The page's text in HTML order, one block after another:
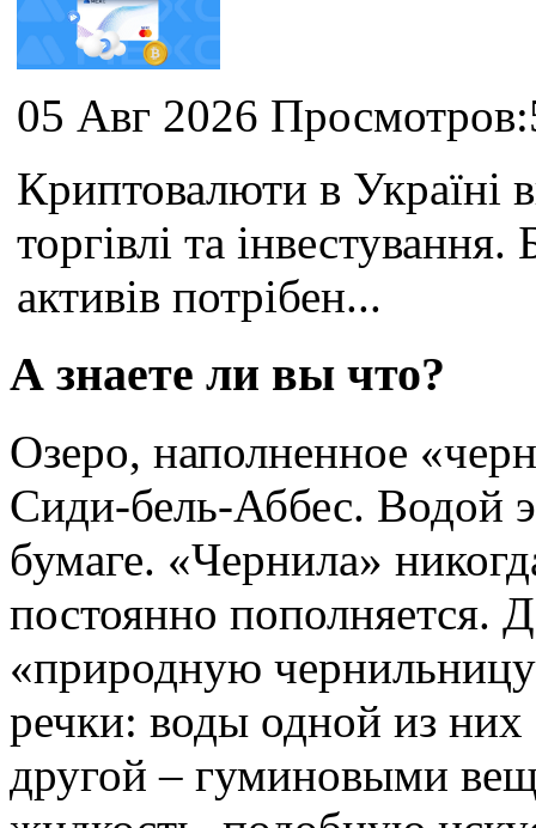
05 Авг 2026
Криптовалюти в Україні
торгівлі та
активів потрібен...
А знаете ли вы что?
Озеро, наполненное
Сиди-бель-Аббес. Водой
бумаге. «Чернила»
постоянно пополняется.
«природную
речки: воды одной из них
другой – гуминовыми